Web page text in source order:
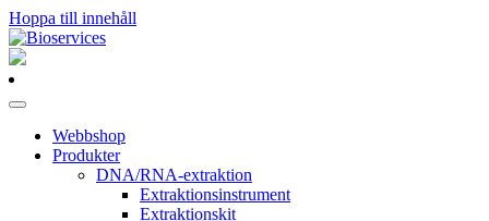
Hoppa till innehåll
Huvudnavigering
Webbshop
Produkter
DNA/RNA-extraktion
Extraktionsinstrument
Extraktionskit